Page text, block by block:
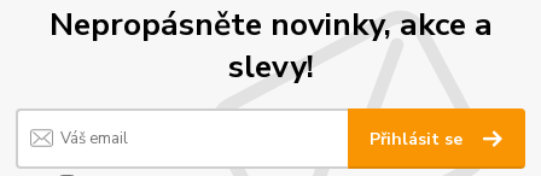
Nepropásněte novinky, akce a
slevy!
Přihlásit se